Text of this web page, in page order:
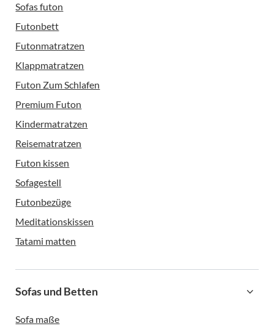
Sofas futon
Futonbett
Futonmatratzen
Klappmatratzen
Futon Zum Schlafen
Premium Futon
Kindermatratzen
Reisematratzen
Futon kissen
Sofagestell
Futonbezüge
Meditationskissen
Tatami matten
Sofas und Betten
Sofa maße